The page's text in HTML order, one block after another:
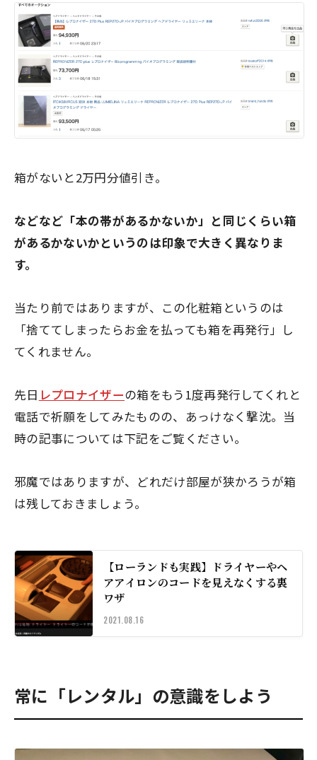
箱がないと2万円分値引き。
などなど「本の帯があるかないか」と同じくらい箱
があるかないかというのは印象で大きく異なりま
す。
当たり前ではありますが、この化粧箱というのは
「捨ててしまったらお金を払っても箱を再発行」し
てくれません。
先日 レプロナイザーの箱をもう1度再発行してくれと
電話で祈願をしてみたものの、あっけなく撃沈。当
時の記事については下記をご覧ください。
邪魔ではありますが、どれだけ部屋が狭かろうが箱
は残しておきましょう。
【ローランドも実践】ドライヤーやヘ
アアイロンのコードを見えなくする裏
ワザ
2021.08.16
常に「レンタル」の意識をしよう